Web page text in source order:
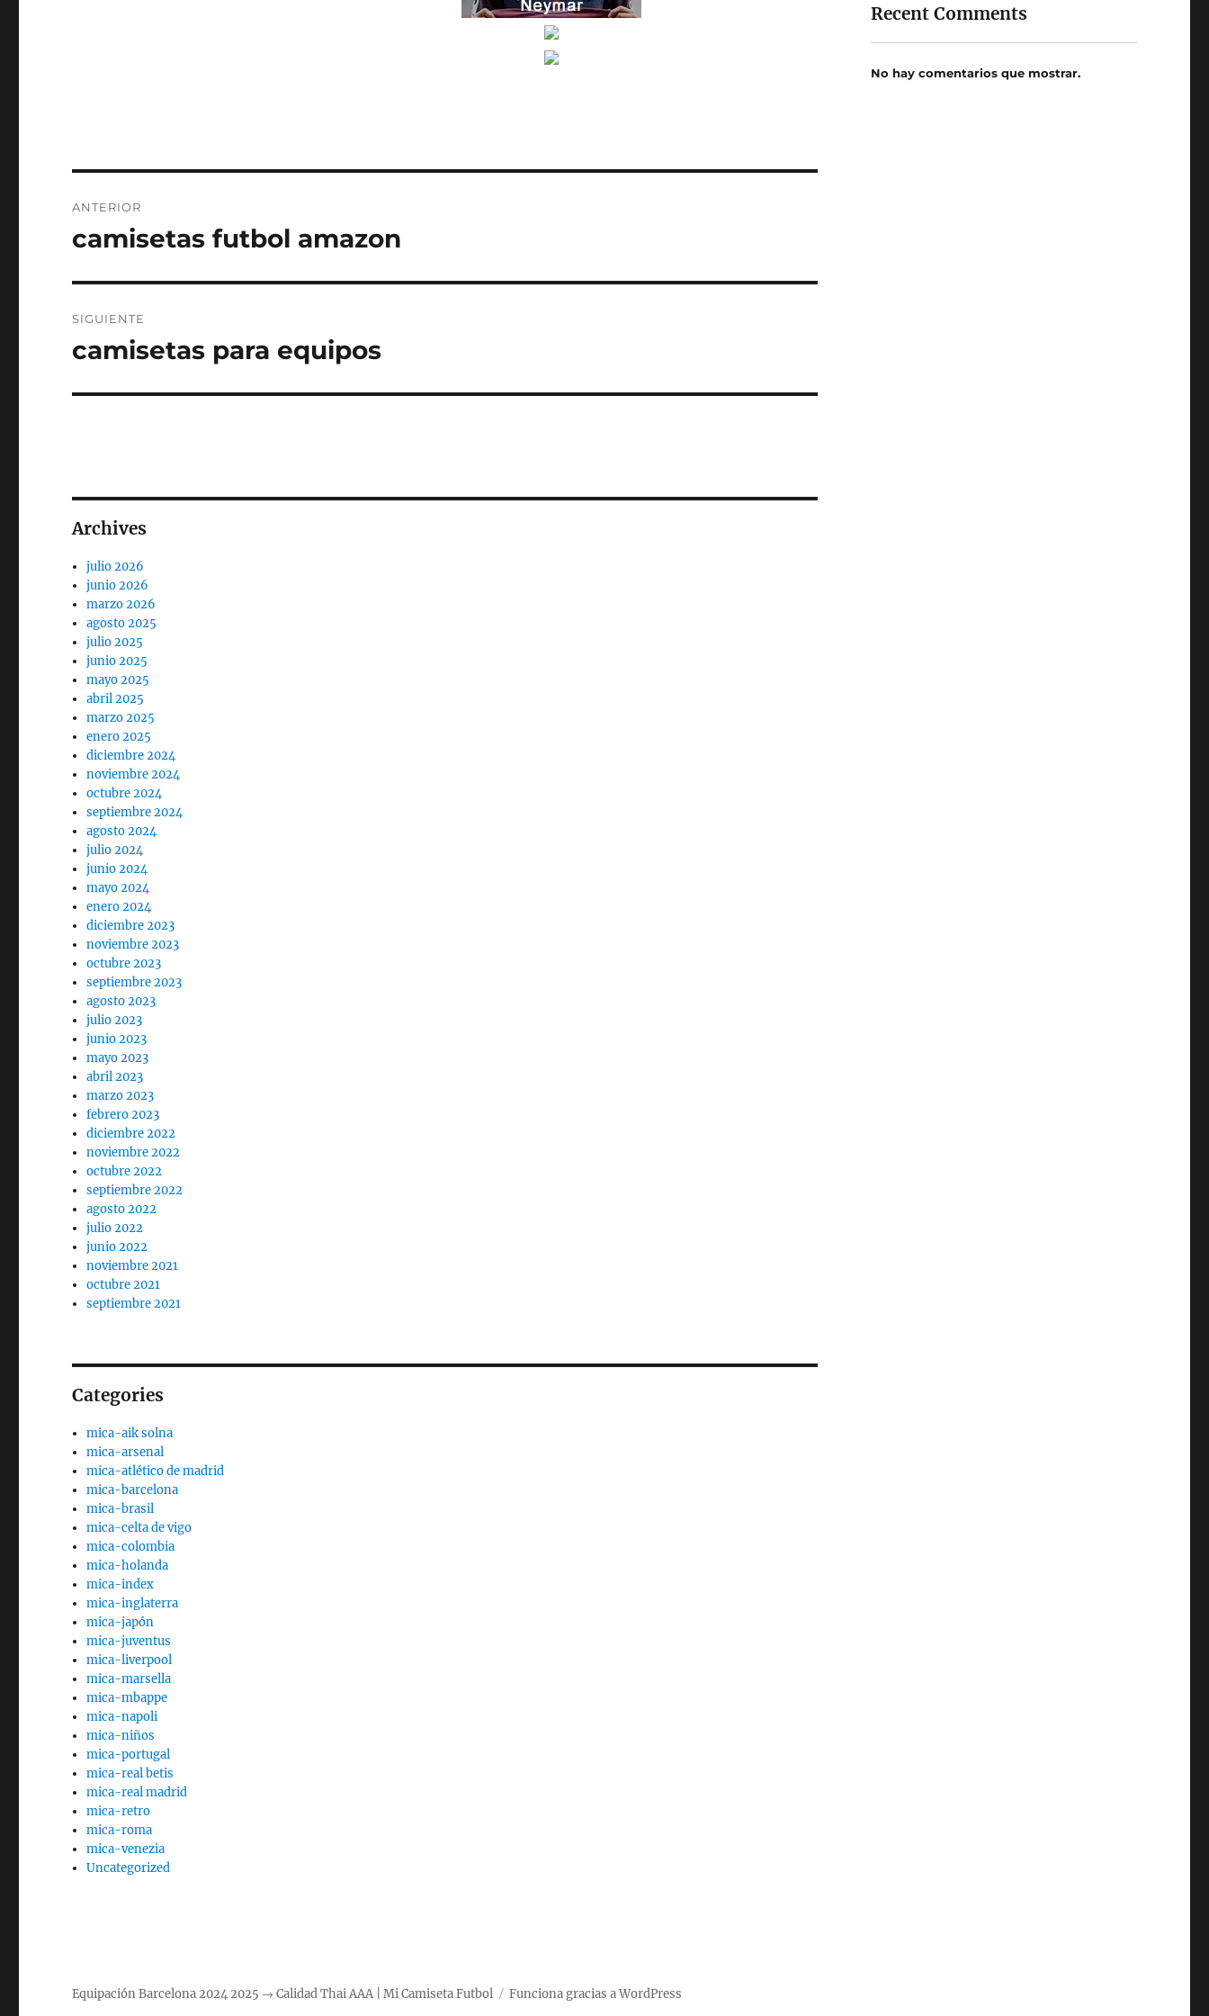
de
ANTERIOR
Entrada
camisetas futbol amazon
SIGUIENTE
Entrada
camisetas para equipos
Archives
julio 2026
junio 2026
marzo 2026
agosto 2025
julio 2025
junio 2025
mayo 2025
abril 2025
marzo 2025
enero 2025
diciembre 2024
noviembre 2024
octubre 2024
septiembre 2024
agosto 2024
julio 2024
junio 2024
mayo 2024
enero 2024
diciembre 2023
noviembre 2023
octubre 2023
septiembre 2023
agosto 2023
julio 2023
junio 2023
mayo 2023
abril 2023
marzo 2023
febrero 2023
diciembre 2022
noviembre 2022
octubre 2022
septiembre 2022
agosto 2022
julio 2022
junio 2022
noviembre 2021
octubre 2021
septiembre 2021
Categories
mica-aik solna
mica-arsenal
mica-atlético de madrid
mica-barcelona
mica-brasil
mica-celta de vigo
mica-colombia
mica-holanda
mica-index
mica-inglaterra
mica-japón
mica-juventus
mica-liverpool
mica-marsella
mica-mbappe
mica-napoli
mica-niños
mica-portugal
mica-real betis
mica-real madrid
mica-retro
mica-roma
mica-venezia
Uncategorized
Recent Comments
No hay comentarios que mostrar.
Equipación Barcelona 2024 2025 → Calidad Thai AAA | Mi Camiseta Futbol Funciona gracias a WordPress